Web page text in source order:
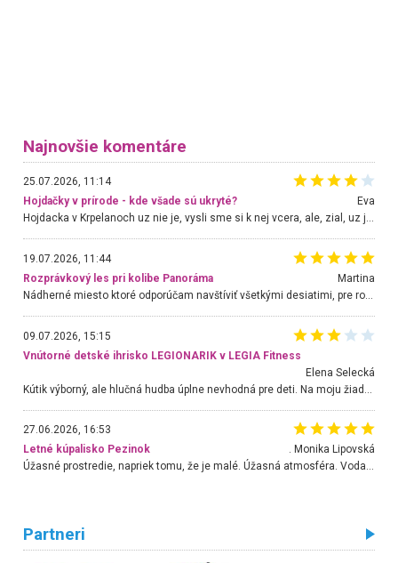
Najnovšie komentáre
25.07.2026, 11:14
Hojdačky v prírode - kde všade sú ukryté?
Eva
Hojdacka v Krpelanoch uz nie je, vysli sme si k nej vcera, ale, zial, uz je znicena. Ak sem planujete cestu len kvoli hojdacke, mozete si ju usetrit. Krasny vyhlad je tu vsak aj bez hojdacky :-)
19.07.2026, 11:44
Rozprávkový les pri kolibe Panoráma
Martina
Nádherné miesto ktoré odporúčam navštíviť všetkými desiatimi, pre rodiny s deťmi, dôchodcom... Proste a jednoducho ozaj rozprávkový les.. určite ešte prídeme. Odniesli sme si na pamiatku krásne tričká,
09.07.2026, 15:15
Vnútorné detské ihrisko LEGIONARIK v LEGIA Fitness
Elena Selecká
27.06.2026, 16:53
Letné kúpalisko Pezinok
. Monika Lipovská
Úžasné prostredie, napriek tomu, že je malé. Úžasná atmosféra. Voda fantastická a nádherná. Ľudí je pomerne veľa, ale su mili a ohľaduplní. Je veľmi zaujímavé sledovať, ako dokážu spolu športovať cudzí ľudia a bez ohľadu na vek. Vládne tu pohoda. Vnuka neviem dostať z vody. Ďakujem za krásny deň . Urcite sa sem vrátim. Jediný problém je s parkovaním, ale aj ten sa mi podarilo vyriešiť. Monika Bratislava
Partneri